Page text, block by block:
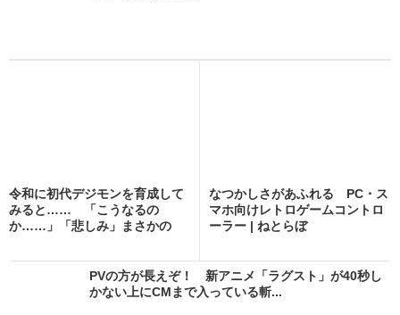
令和に初代デジモンを育成して
みると…… 「こうなるの
か……」「悲しみ」まさかの
なつかしさがあふれる PC・ス
マホ向けレトロゲームコントロ
ーラー | ねとらぼ
PVの方が長えぞ！ 新アニメ「ラグスト」が40秒し
かない上にCMまで入っている斬...